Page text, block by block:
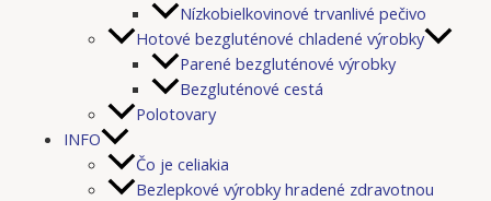
Nízkobielkovinové trvanlivé pečivo
Hotové bezgluténové chladené výrobky
Parené bezgluténové výrobky
Bezgluténové cestá
Polotovary
INFO
Čo je celiakia
Bezlepkové výrobky hradené zdravotnou